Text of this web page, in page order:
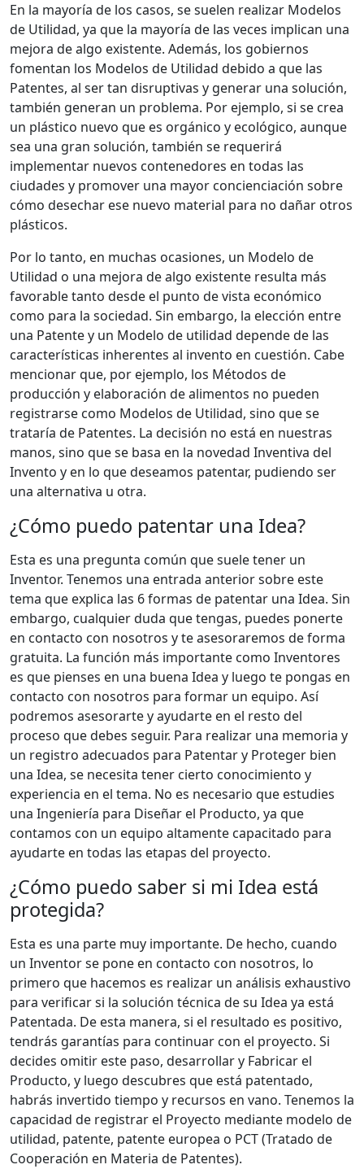
En la mayoría de los casos, se suelen realizar Modelos
de Utilidad, ya que la mayoría de las veces implican una
mejora de algo existente. Además, los gobiernos
fomentan los Modelos de Utilidad debido a que las
Patentes, al ser tan disruptivas y generar una solución,
también generan un problema. Por ejemplo, si se crea
un plástico nuevo que es orgánico y ecológico, aunque
sea una gran solución, también se requerirá
implementar nuevos contenedores en todas las
ciudades y promover una mayor concienciación sobre
cómo desechar ese nuevo material para no dañar otros
plásticos.
Por lo tanto, en muchas ocasiones, un Modelo de
Utilidad o una mejora de algo existente resulta más
favorable tanto desde el punto de vista económico
como para la sociedad. Sin embargo, la elección entre
una Patente y un Modelo de utilidad depende de las
características inherentes al invento en cuestión. Cabe
mencionar que, por ejemplo, los Métodos de
producción y elaboración de alimentos no pueden
registrarse como Modelos de Utilidad, sino que se
trataría de Patentes. La decisión no está en nuestras
manos, sino que se basa en la novedad Inventiva del
Invento y en lo que deseamos patentar, pudiendo ser
una alternativa u otra.
¿Cómo puedo patentar una Idea?
Esta es una pregunta común que suele tener un
Inventor. Tenemos una entrada anterior sobre este
tema que explica las 6 formas de patentar una Idea. Sin
embargo, cualquier duda que tengas, puedes ponerte
en contacto con nosotros y te asesoraremos de forma
gratuita. La función más importante como Inventores
es que pienses en una buena Idea y luego te pongas en
contacto con nosotros para formar un equipo. Así
podremos asesorarte y ayudarte en el resto del
proceso que debes seguir. Para realizar una memoria y
un registro adecuados para Patentar y Proteger bien
una Idea, se necesita tener cierto conocimiento y
experiencia en el tema. No es necesario que estudies
una Ingeniería para Diseñar el Producto, ya que
contamos con un equipo altamente capacitado para
ayudarte en todas las etapas del proyecto.
¿Cómo puedo saber si mi Idea está
protegida?
Esta es una parte muy importante. De hecho, cuando
un Inventor se pone en contacto con nosotros, lo
primero que hacemos es realizar un análisis exhaustivo
para verificar si la solución técnica de su Idea ya está
Patentada. De esta manera, si el resultado es positivo,
tendrás garantías para continuar con el proyecto. Si
decides omitir este paso, desarrollar y Fabricar el
Producto, y luego descubres que está patentado,
habrás invertido tiempo y recursos en vano. Tenemos la
capacidad de registrar el Proyecto mediante modelo de
utilidad, patente, patente europea o PCT (Tratado de
Cooperación en Materia de Patentes).